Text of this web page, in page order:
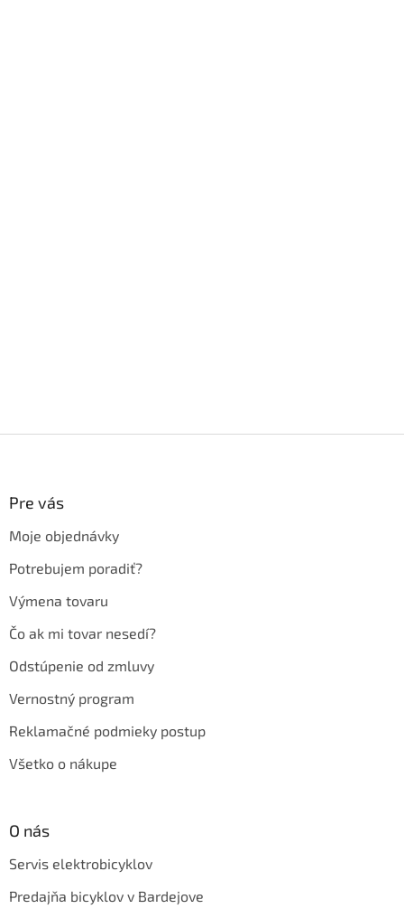
Pre vás
Moje objednávky
Potrebujem poradiť?
Výmena tovaru
Čo ak mi tovar nesedí?
Odstúpenie od zmluvy
Vernostný program
Reklamačné podmieky postup
Všetko o nákupe
O nás
Servis elektrobicyklov
Predajňa bicyklov v Bardejove